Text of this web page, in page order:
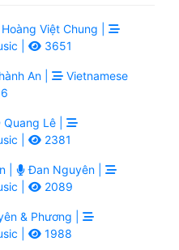
Hoàng Việt Chung |
|
3651
An |
Vietnamese
Quang Lê |
|
2381
|
Đan Nguyên |
|
2089
& Phương |
|
1988